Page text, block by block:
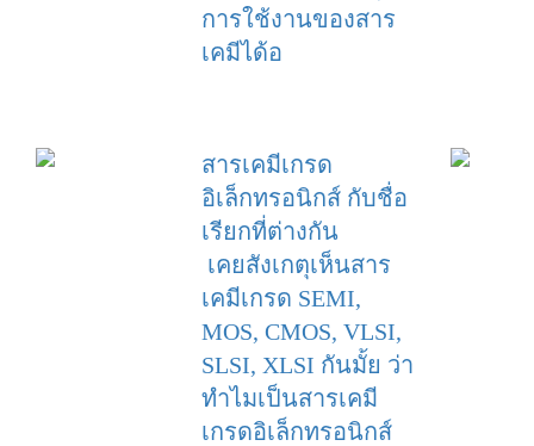
การใช้งานของสาร
เคมีได้อ
สารเคมีเกรด
อิเล็กทรอนิกส์ กับชื่อ
เรียกที่ต่างกัน
เคยสังเกตุเห็นสาร
เคมีเกรด SEMI,
MOS, CMOS, VLSI,
SLSI, XLSI กันมั้ย ว่า
ทำไมเป็นสารเคมี
เกรดอิเล็กทรอนิกส์